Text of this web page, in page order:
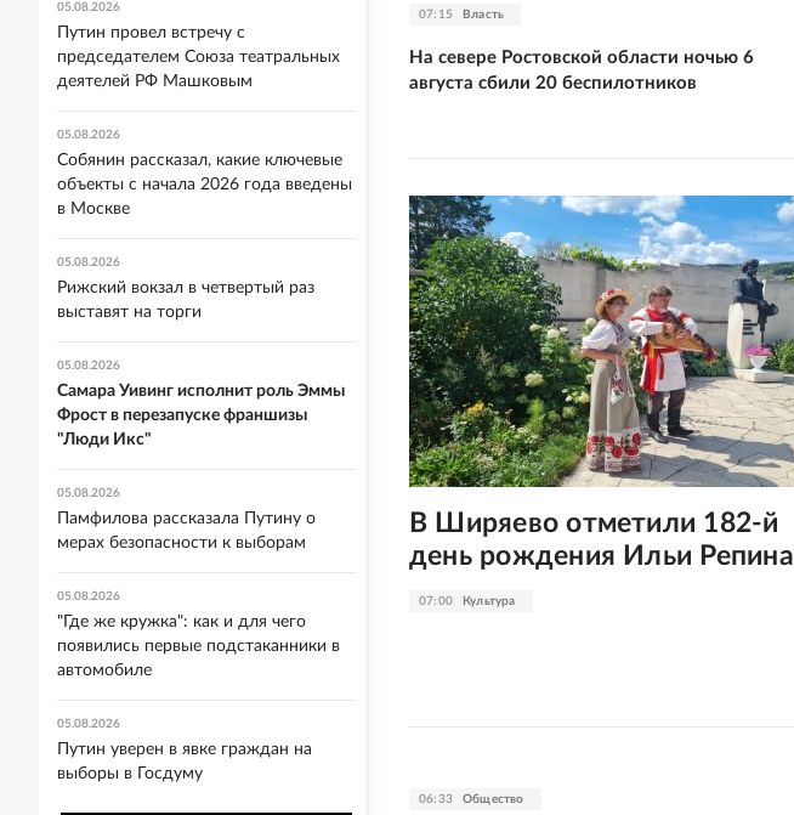
07:15 Власть
На севере Ростовской области ночью 6
августа сбили 20 беспилотников
07:00 Культура
В Ширяево отметили 182-й
день рождения Ильи Репина
06:33 Общество
05.08.2026
Путин провел встречу с
председателем Союза театральных
деятелей РФ Машковым
05.08.2026
Собянин рассказал, какие ключевые
объекты с начала 2026 года введены
в Москве
05.08.2026
Рижский вокзал в четвертый раз
выставят на торги
05.08.2026
Самара Уивинг исполнит роль Эммы
Фрост в перезапуске франшизы
"Люди Икс"
05.08.2026
Памфилова рассказала Путину о
мерах безопасности к выборам
05.08.2026
"Где же кружка": как и для чего
появились первые подстаканники в
автомобиле
05.08.2026
Путин уверен в явке граждан на
выборы в Госдуму